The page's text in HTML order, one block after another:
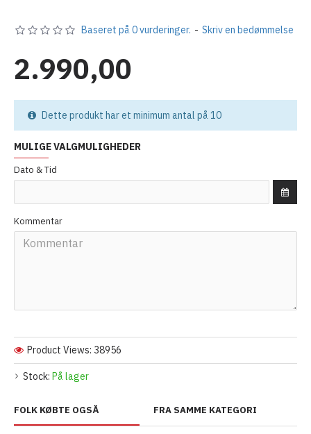
Stock: På lager
Product Views: 38956
Baseret på 0 vurderinger. - Skriv en bedømmelse
2.990,00
MULIGE VALGMULIGHEDER
Dato & Tid
Kommentar
Dette produkt har et minimum antal på 10
FOLK KØBTE OGSÅ FRA SAMME KATEGORI